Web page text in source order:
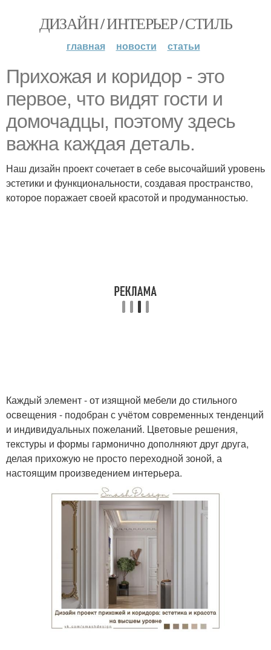
ДИЗАЙН / ИНТЕРЬЕР / СТИЛЬ
главная новости статьи
Прихожая и коридор - это
первое, что видят гости и
домочадцы, поэтому здесь
важна каждая деталь.
Наш дизайн проект сочетает в себе высочайший уровень
эстетики и функциональности, создавая пространство,
которое поражает своей красотой и продуманностью.
Каждый элемент - от изящной мебели до стильного
освещения - подобран с учётом современных тенденций
и индивидуальных пожеланий. Цветовые решения,
текстуры и формы гармонично дополняют друг друга,
делая прихожую не просто переходной зоной, а
настоящим произведением интерьера.